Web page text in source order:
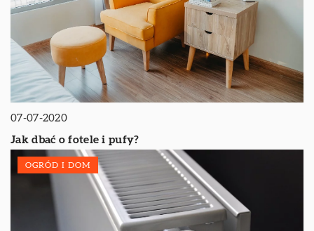
07-07-2020
Jak dbać o fotele i pufy?
OGRÓD I DOM